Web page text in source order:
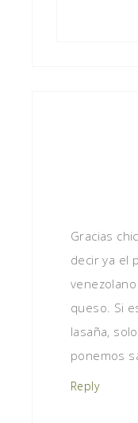
Gracias
decir ya el
queso. Si
lasaña,
ponemos
Reply